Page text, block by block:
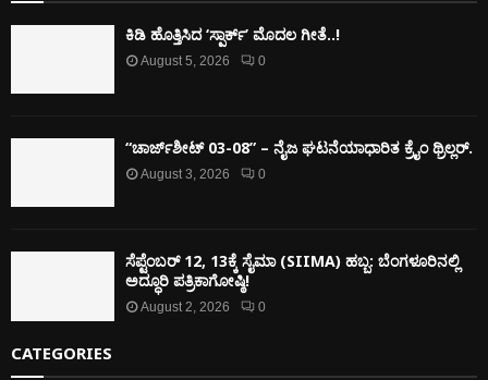
ಕಿಡಿ‌‌ ಹೊತ್ತಿಸಿದ ‘ಸ್ಪಾರ್ಕ್’ ಮೊದಲ‌ ಗೀತೆ..!
August 5, 2026 0
“ಚಾರ್ಜ್‌ಶೀಟ್ 03-08” – ನೈಜ ಘಟನೆಯಾಧಾರಿತ ಕ್ರೈಂ ಥ್ರಿಲ್ಲರ್.
August 3, 2026 0
ಸೆಪ್ಟೆಂಬರ್ 12, 13ಕ್ಕೆ ಸೈಮಾ (SIIMA) ಹಬ್ಬ: ಬೆಂಗಳೂರಿನಲ್ಲಿ
ಅದ್ಧೂರಿ ಪತ್ರಿಕಾಗೋಷ್ಠಿ!
August 2, 2026 0
CATEGORIES